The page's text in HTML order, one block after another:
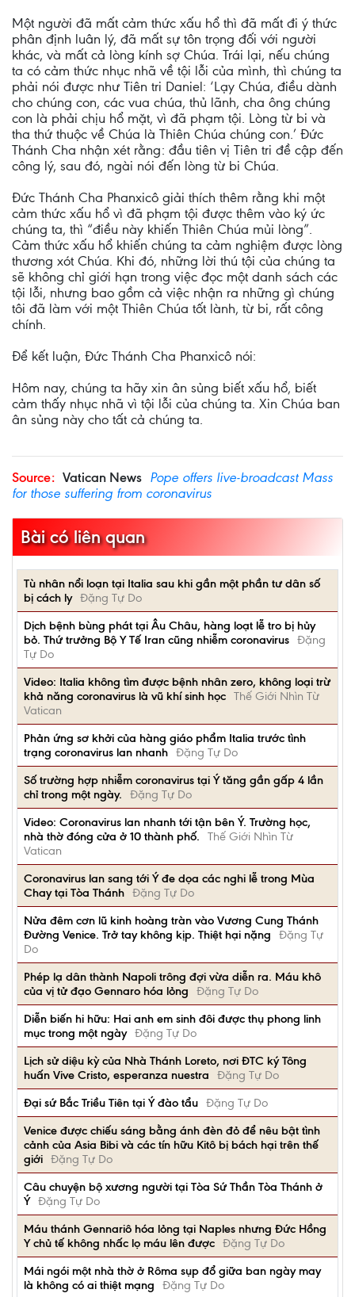
Một người đã mất cảm thức xấu hổ thì đã mất đi ý thức
phân định luân lý, đã mất sự tôn trọng đối với người
khác, và mất cả lòng kính sợ Chúa. Trái lại, nếu chúng
ta có cảm thức nhục nhã về tội lỗi của mình, thì chúng ta
phải nói được như Tiên tri Daniel: ‘Lạy Chúa, điều dành
cho chúng con, các vua chúa, thủ lãnh, cha ông chúng
con là phải chịu hổ mặt, vì đã phạm tội. Lòng từ bi và
tha thứ thuộc về Chúa là Thiên Chúa chúng con.’ Đức
Thánh Cha nhận xét rằng: đầu tiên vị Tiên tri đề cập đến
công lý, sau đó, ngài nói đến lòng từ bi Chúa.
Đức Thánh Cha Phanxicô giải thích thêm rằng khi một
cảm thức xấu hổ vì đã phạm tội được thêm vào ký ức
chúng ta, thì “điều này khiến Thiên Chúa mủi lòng”.
Cảm thức xấu hổ khiến chúng ta cảm nghiệm được lòng
thương xót Chúa. Khi đó, những lời thú tội của chúng ta
sẽ không chỉ giới hạn trong việc đọc một danh sách các
tội lỗi, nhưng bao gồm cả việc nhận ra những gì chúng
tôi đã làm với một Thiên Chúa tốt lành, từ bi, rất công
chính.
Để kết luận, Đức Thánh Cha Phanxicô nói:
Hôm nay, chúng ta hãy xin ân sủng biết xấu hổ, biết
cảm thấy nhục nhã vì tội lỗi của chúng ta. Xin Chúa ban
ân sủng này cho tất cả chúng ta.
Source: Vatican News Pope offers live-broadcast Mass
for those suffering from coronavirus
Bài có liên quan
Tù nhân nổi loạn tại Italia sau khi gần một phần tư dân số
bị cách ly Đặng Tự Do
Dịch bệnh bùng phát tại Âu Châu, hàng loạt lễ tro bị hủy
bỏ. Thứ trưởng Bộ Y Tế Iran cũng nhiễm coronavirus Đặng
Tự Do
Video: Italia không tìm được bệnh nhân zero, không loại trừ
khả năng coronavirus là vũ khí sinh học Thế Giới Nhìn Từ
Vatican
Phản ứng sơ khởi của hàng giáo phẩm Italia trước tình
trạng coronavirus lan nhanh Đặng Tự Do
Số trường hợp nhiễm coronavirus tại Ý tăng gần gấp 4 lần
chỉ trong một ngày.
Đặng Tự Do
Video: Coronavirus lan nhanh tới tận bên Ý. Trường học,
nhà thờ đóng cửa ở 10 thành phố.
Thế Giới Nhìn Từ
Vatican
Coronavirus lan sang tới Ý đe dọa các nghi lễ trong Mùa
Chay tại Tòa Thánh Đặng Tự Do
Nửa đêm cơn lũ kinh hoàng tràn vào Vương Cung Thánh
Đường Venice. Trở tay không kịp. Thiệt hại nặng
Đặng Tự
Do
Phép lạ dân thành Napoli trông đợi vừa diễn ra. Máu khô
của vị tử đạo Gennaro hóa lỏng
Đặng Tự Do
Diễn biến hi hữu: Hai anh em sinh đôi được thụ phong linh
mục trong một ngày Đặng Tự Do
Lịch sử diệu kỳ của Nhà Thánh Loreto, nơi ĐTC ký Tông
huấn Vive Cristo, esperanza nuestra
Đặng Tự Do
Đại sứ Bắc Triều Tiên tại Ý đào tẩu Đặng Tự Do
Venice được chiếu sáng bằng ánh đèn đỏ để nêu bật tình
cảnh của Asia Bibi và các tín hữu Kitô bị bách hại trên thế
giới Đặng Tự Do
Câu chuyện bộ xương người tại Tòa Sứ Thần Tòa Thánh ở
Ý Đặng Tự Do
Máu thánh Gennariô hóa lỏng tại Naples nhưng Đức Hồng
Y chủ tế không nhấc lọ máu lên được Đặng Tự Do
Mái ngói một nhà thờ ở Rôma sụp đổ giữa ban ngày may
là không có ai thiệt mạng
Đặng Tự Do